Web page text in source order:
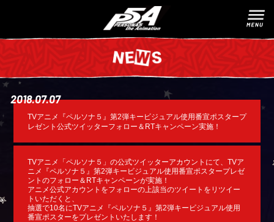
2018.07.07
TVアニメ『ペルソナ５』第2弾キービジュアル使用番宣ポスタープ
レゼント公式ツイッターフォロー＆RTキャンペーン実施！
TVアニメ「ペルソナ５」の公式ツイッターアカウントにて、TVア
ニメ『ペルソナ５』第2弾キービジュアル使用番宣ポスタープレゼ
ントのフォロー＆RTキャンペーンが実施！
アニメ公式アカウントをフォローの上該当のツイートをリツイー
トいただくと、
抽選で10名にTVアニメ『ペルソナ５』第2弾キービジュアル使用
番宣ポスターをプレゼントいたします！